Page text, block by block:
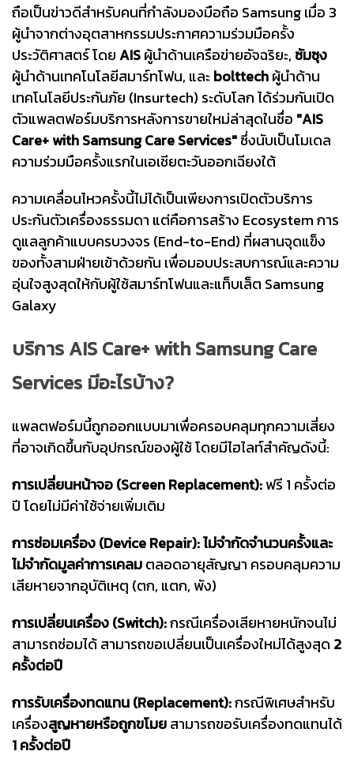
ถือเป็นข่าวดีสำหรับคนที่กำลังมองมือถือ Samsung เมื่อ 3
ผู้นำจากต่างอุตสาหกรรมประกาศความร่วมมือครั้ง
ประวัติศาสตร์ โดยAISผู้นำด้านเครือข่ายอัจฉริยะ, ซัมซุง
ผู้นำด้านเทคโนโลยีสมาร์ทโฟน, และbolttechผู้นำด้าน
เทคโนโลยีประกันภัย (Insurtech) ระดับโลก ได้ร่วมกันเปิด
ตัวแพลตฟอร์มบริการหลังการขายใหม่ล่าสุดในชื่อ "AIS
Care+ with Samsung Care Services"ซึ่งนับเป็นโมเดล
ความร่วมมือครั้งแรกในเอเชียตะวันออกเฉียงใต้
ความเคลื่อนไหวครั้งนี้ไม่ได้เป็นเพียงการเปิดตัวบริการ
ประกันตัวเครื่องธรรมดา แต่คือการสร้าง Ecosystem การ
ดูแลลูกค้าแบบครบวงจร (End-to-End) ที่ผสานจุดแข็ง
ของทั้งสามฝ่ายเข้าด้วยกัน เพื่อมอบประสบการณ์และความ
อุ่นใจสูงสุดให้กับผู้ใช้สมาร์ทโฟนและแท็บเล็ต Samsung
Galaxy
บริการ AIS Care+ with Samsung Care
Services มีอะไรบ้าง?
แพลตฟอร์มนี้ถูกออกแบบมาเพื่อครอบคลุมทุกความเสี่ยง
ที่อาจเกิดขึ้นกับอุปกรณ์ของผู้ใช้ โดยมีไฮไลท์สำคัญดังนี้:
การเปลี่ยนหน้าจอ (Screen Replacement):ฟรี 1 ครั้งต่อ
ปี โดยไม่มีค่าใช้จ่ายเพิ่มเติม
การซ่อมเครื่อง (Device Repair):ไม่จำกัดจำนวนครั้งและ
ไม่จำกัดมูลค่าการเคลมตลอดอายุสัญญา ครอบคลุมความ
เสียหายจากอุบัติเหตุ (ตก, แตก, พัง)
การเปลี่ยนเครื่อง (Switch):กรณีเครื่องเสียหายหนักจนไม่
สามารถซ่อมได้ สามารถขอเปลี่ยนเป็นเครื่องใหม่ได้สูงสุด 2
ครั้งต่อปี
การรับเครื่องทดแทน (Replacement):กรณีพิเศษสำหรับ
เครื่องสูญหายหรือถูกขโมยสามารถขอรับเครื่องทดแทนได้
1 ครั้งต่อปี